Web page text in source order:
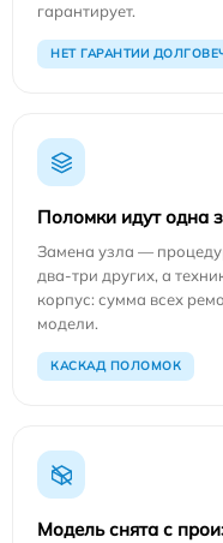
гарантирует.
НЕТ ГАРАНТИИ
Поломки идут одна
Замена узла —
два-три других, а
корпус: сумма всех
модели.
КАСКАД ПОЛОМОК
Модель снята с